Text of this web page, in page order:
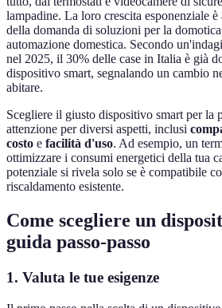
lampadine. La loro crescita esponenziale
della domanda di soluzioni per la
automazione domestica. Secondo
nel 2025, il 30% delle case in Italia è già
dispositivo smart, segnalando un cambio
abitare.
Scegliere il giusto dispositivo smart per la
attenzione per diversi aspetti, inclusi
costo e facilità d'uso. Ad esempio, un
ottimizzare i consumi energetici della tua
potenziale si rivela solo se è compatibile
riscaldamento esistente.
Come scegliere un
guida passo-passo
1. Valuta le tue esigenze